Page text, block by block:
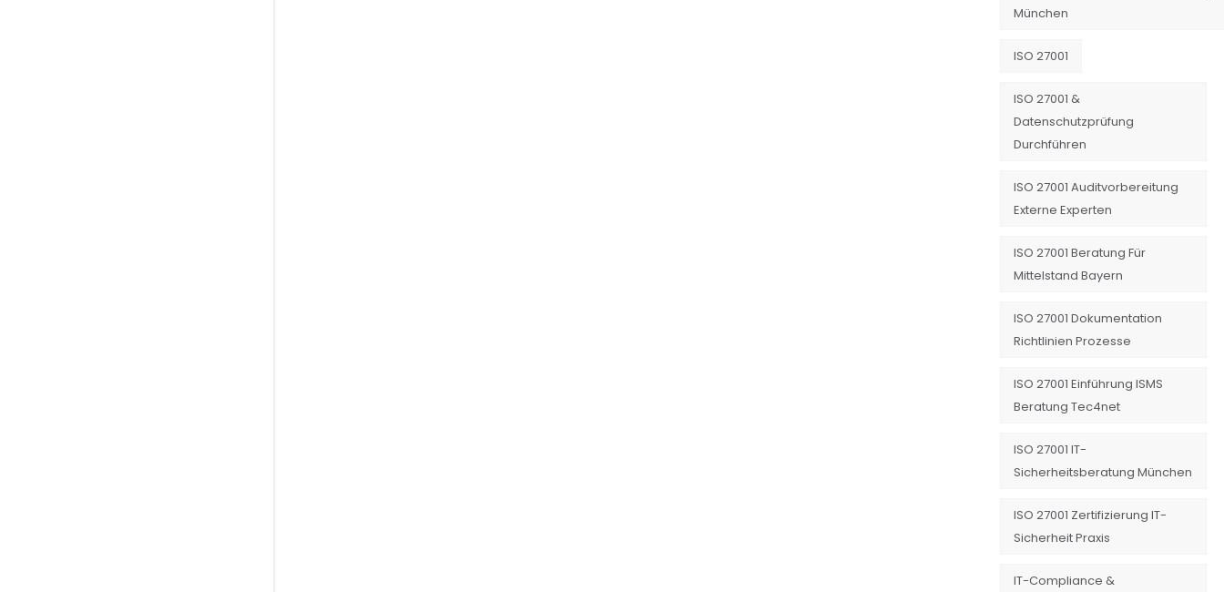
München
ISO 27001
ISO 27001 &
Datenschutzprüfung
Durchführen
ISO 27001 Auditvorbereitung
Externe Experten
ISO 27001 Beratung Für
Mittelstand Bayern
ISO 27001 Dokumentation
Richtlinien Prozesse
ISO 27001 Einführung ISMS
Beratung Tec4net
ISO 27001 IT-
Sicherheitsberatung München
ISO 27001 Zertifizierung IT-
Sicherheit Praxis
IT-Compliance &